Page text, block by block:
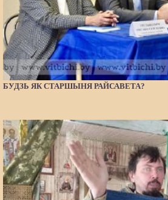
БУДЗЬ ЯК СТАРШЫНЯ РАЙСАВЕТА?